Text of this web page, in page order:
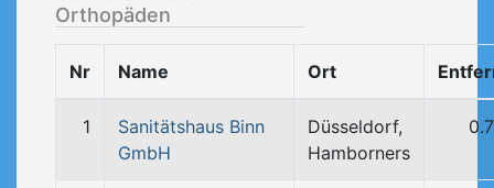
Orthopäden
Nr Name Ort
1
Sanitätshaus Binn
GmbH
Düsseldorf,
Hamborners